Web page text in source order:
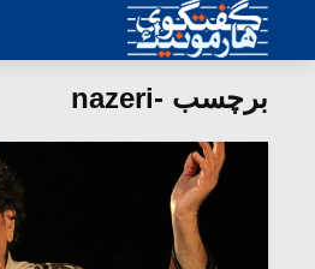
برچسب -nazeri